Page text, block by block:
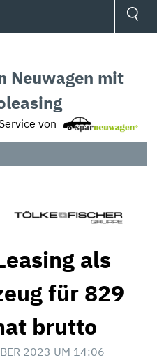
Neuwagen mit
von
als
für 829
brutto
2023 UM 14:06